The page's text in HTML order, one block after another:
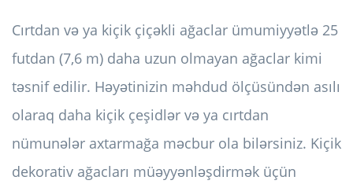
Cırtdan və ya kiçik çiçəkli ağaclar ümumiyyətlə 25
futdan (7,6 m) daha uzun olmayan ağaclar kimi
təsnif edilir. Həyətinizin məhdud ölçüsündən asılı
olaraq daha kiçik çeşidlər və ya cırtdan
nümunələr axtarmağa məcbur ola bilərsiniz. Kiçik
dekorativ ağacları müəyyənləşdirmək üçün